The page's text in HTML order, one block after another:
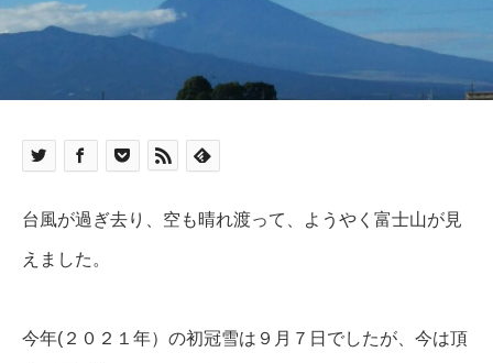
台風が過ぎ去り、空も晴れ渡って、ようやく富士山が見
えました。
今年(２０２１年）の初冠雪は９月７日でしたが、今は頂